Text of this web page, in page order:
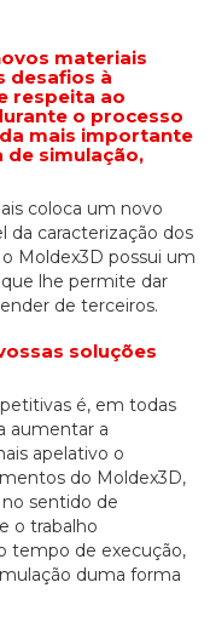
materiais
desafios à
respeita ao
o processo
mais importante
simulação,
coloca um novo
da caracterização dos
Moldex3D possui um
que lhe permite dar
de terceiros.
soluções
é, em todas
aumentar a
apelativo o
do Moldex3D,
sentido de
o trabalho
tempo de execução,
duma forma